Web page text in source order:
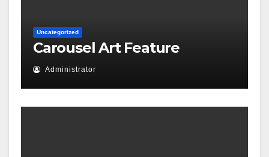
Uncategorized
Carousel Art Feature
Administrator